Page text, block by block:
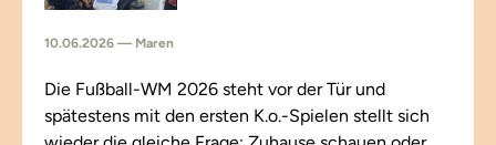
10.06.2026 — Maren
Die Fußball-WM 2026 steht vor der Tür und
spätestens mit den ersten K.o.-Spielen stellt sich